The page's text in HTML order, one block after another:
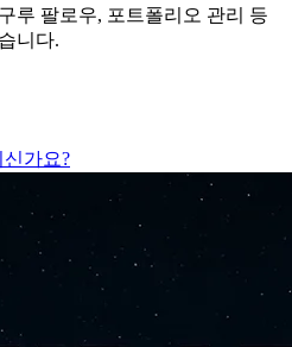
루 팔로우, 포트폴리오 관리 등
니다.
가요?